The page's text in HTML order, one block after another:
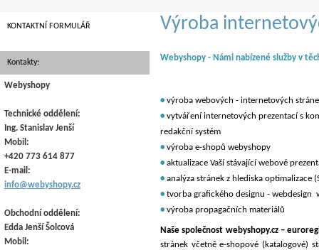
Výroba
Webyshopy - Námi nabízené služby v
• výroba webových - internetových
• vytváření internetových prezentací s
redakční systém
• výroba e-shopů webyshopy
• aktualizace Vaší stávající webové
• analýza stránek z hlediska optimalizace
• tvorba grafického designu - webdesign
• výroba propagačních materiálů
Naše společnost webyshopy.cz –
stránek včetně e-shopové (katalogové)
KONTAKTNÍ FORMULÁŘ
Kontakty:
Webyshopy
Technické oddělení:
Ing. Stanislav Jenší
Mobil:
+420 773 614 877
E-mail:
info@webyshopy.cz
Obchodní oddělení:
Edda Jenší Šolcová
Mobil: